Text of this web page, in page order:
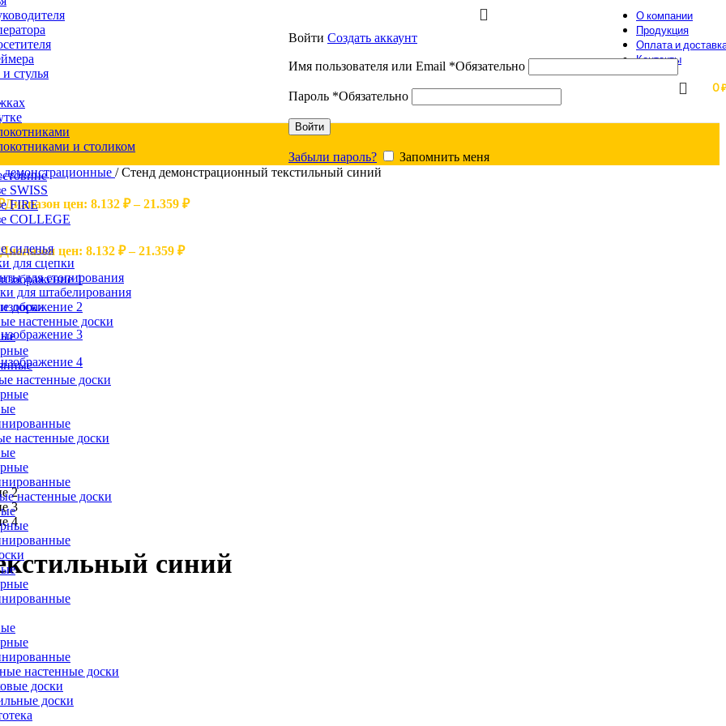
О компании
Продукция
Оплата и
Контакты
стулья
и столиком
SWISS
FIRE
COLLEGE
сиденья
для сцепки
для стопирования
для штабелирования
доски
настенные доски
настенные доски
настенные доски
настенные доски
настенные доски
доски
доски
Войти Создать аккаунт
Имя пользователя или Email *Обязательно
Пароль *Обязательно
Войти
Забыли пароль? Запомнить меня
0
/ Стенд демонстрационный текстильный синий
Диапазон цен: 8.132 ₽ – 21.359 ₽
Диапазон цен: 8.132 ₽ – 21.359 ₽
синий